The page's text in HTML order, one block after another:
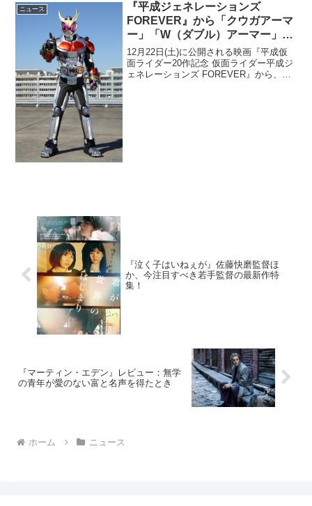
ニュース
『平成ジェネレーションズ
FOREVER』から「クウガアーマ
ー」「W（ダブル）アーマー」の
ビジュアル解禁！
12月22日(土)に公開される映画『平成仮
面ライダー20作記念 仮面ライダー平成ジ
ェネレーションズ FOREVER』から、映
『泣く子はいねぇが』佐藤快磨監督ほ
か、今注目すべき若手監督の最新作特
集！
『マーティン・エデン』レビュー：無学
の青年が愛のない富と名声を得たとき
ホーム ニュース